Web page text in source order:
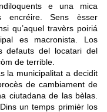
e una mica
encréire. Sens èsser
qu’aquel travèrs poiriá
es macronista. Los
defauts del locatari del
de terrible.
municipalitat a decidit
de cambiament de
ciutadana de las bèlas.
un temps primièr los